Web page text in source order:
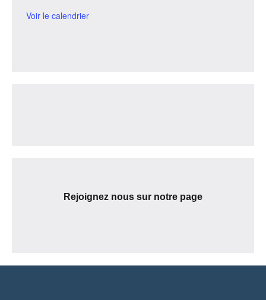
Voir le calendrier
Rejoignez nous sur notre page